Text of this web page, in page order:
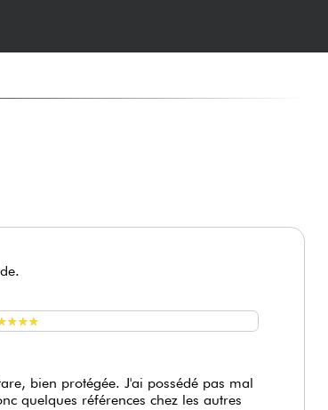
★★★
★★★
bien protégée. J'ai possédé pas mal
quelques références chez les autres